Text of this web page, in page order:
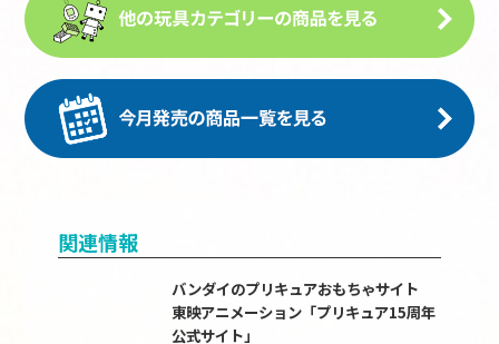
関連情報
バンダイのプリキュアおもちゃサイト
東映アニメーション「プリキュア15周年
公式サイト」